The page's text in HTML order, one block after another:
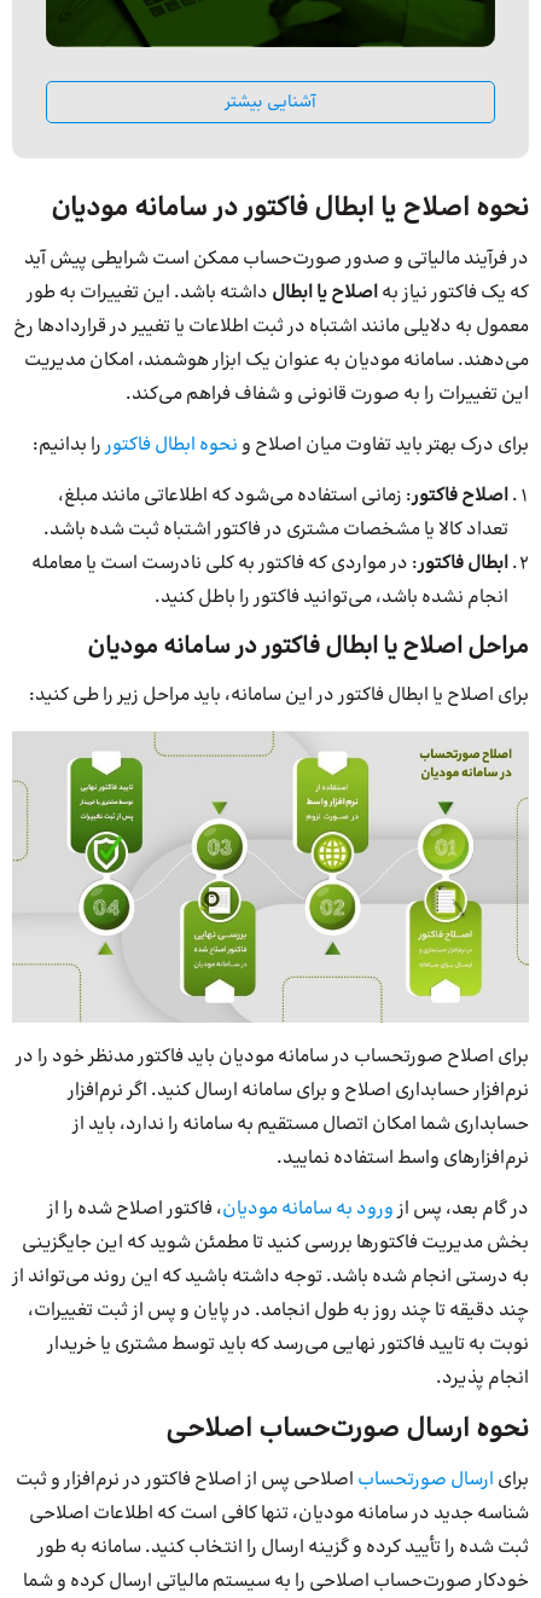
آشنایی بیشتر
نحوه اصلاح یا ابطال فاکتور در سامانه مودیان
در فرآیند مالیاتی و صدور صورت‌حساب ممکن است شرایطی پیش آید
که یک فاکتور نیاز بهاصلاح یا ابطال داشته باشد. این تغییرات به‌ طور
معمول به دلایلی مانند اشتباه در ثبت اطلاعات یا تغییر در قراردادها رخ
می‌دهند. سامانه مودیان به ‌عنوان یک ابزار هوشمند، امکان مدیریت
این تغییرات را به صورت قانونی و شفاف فراهم می‌کند.
برای درک بهتر باید تفاوت میان اصلاح ونحوه ابطال فاکتوررا بدانیم:
اصلاح فاکتور: زمانی استفاده می‌شود که اطلاعاتی مانند مبلغ،
تعداد کالا یا مشخصات مشتری در فاکتور اشتباه ثبت شده باشد.
ابطال فاکتور: در مواردی که فاکتور به کلی نادرست است یا معامله
انجام نشده باشد، می‌توانید فاکتور را باطل کنید.
مراحل اصلاح یا ابطال فاکتور در سامانه مودیان
برای اصلاح یا ابطال فاکتور در این سامانه، باید مراحل زیر را طی کنید:
برای اصلاح صورتحساب در سامانه مودیان باید فاکتور مدنظر خود را در
نرم‌افزار حسابداری اصلاح و برای سامانه ارسال کنید. اگر نرم‌افزار
حسابداری شما امکان اتصال مستقیم به سامانه را ندارد، باید از
نرم‌افزارهای واسط استفاده نمایید.
در گام بعد، پس ازورود به سامانه مودیان، فاکتور اصلاح شده را از
بخش مدیریت فاکتورها بررسی کنید تا مطمئن شوید که این جایگزینی
به درستی انجام شده باشد. توجه داشته باشید که این روند می‌تواند از
چند دقیقه تا چند روز به طول انجامد. در پایان و پس از ثبت تغییرات،
نوبت به تایید فاکتور نهایی می‌رسد که باید توسط مشتری یا خریدار
انجام پذیرد.
نحوه ارسال صورت‌حساب اصلاحی
برای ارسال صورتحساب اصلاحی پس از اصلاح فاکتور در نرم‌افزار و ثبت
شناسه جدید در سامانه مودیان، تنها کافی است که اطلاعات اصلاحی
ثبت شده را تأیید کرده و گزینه ارسال را انتخاب کنید. سامانه به طور
خودکار صورت‌حساب اصلاحی را به سیستم مالیاتی ارسال کرده و شما